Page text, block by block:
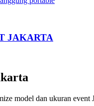
JAKARTA
model dan ukuran event